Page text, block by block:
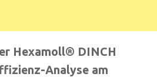
Hexamoll® DINCH
Analyse am